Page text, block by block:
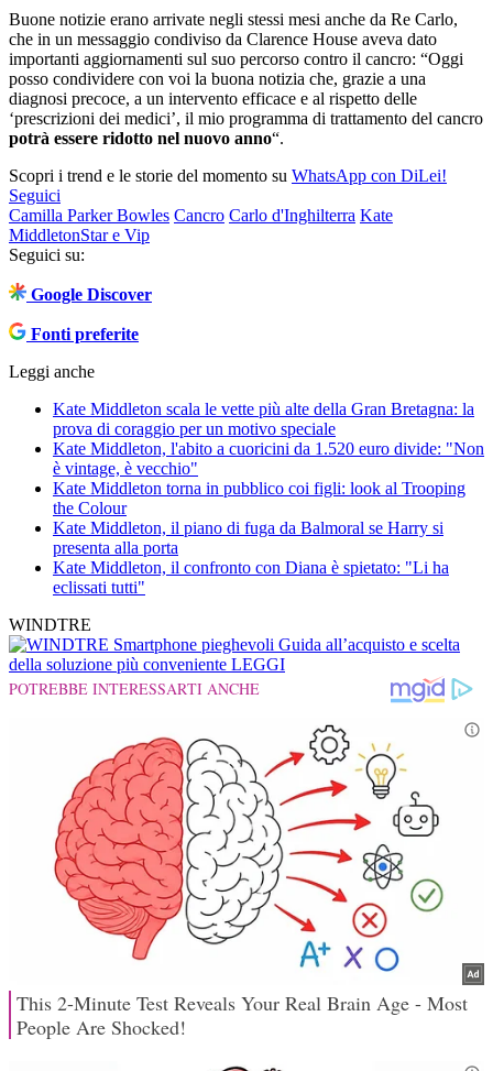
Buone notizie erano arrivate negli stessi mesi anche da Re Carlo,
che in un messaggio condiviso da Clarence House aveva dato
importanti aggiornamenti sul suo percorso contro il cancro: “Oggi
posso condividere con voi la buona notizia che, grazie a una
diagnosi precoce, a un intervento efficace e al rispetto delle
‘prescrizioni dei medici’, il mio programma di trattamento del cancro
potrà essere ridotto nel nuovo anno“.
Scopri i trend e le storie del momento su WhatsApp con DiLei!
Seguici
Camilla Parker Bowles Cancro Carlo d'Inghilterra Kate
MiddletonStar e Vip
Seguici su:
Google Discover
Fonti preferite
Leggi anche
Kate Middleton scala le vette più alte della Gran Bretagna: la
prova di coraggio per un motivo speciale
Kate Middleton, l'abito a cuoricini da 1.520 euro divide: "Non
è vintage, è vecchio"
Kate Middleton torna in pubblico coi figli: look al Trooping
the Colour
Kate Middleton, il piano di fuga da Balmoral se Harry si
presenta alla porta
Kate Middleton, il confronto con Diana è spietato: "Li ha
eclissati tutti"
WINDTRE
Smartphone pieghevoli Guida all’acquisto e scelta
della soluzione più conveniente LEGGI